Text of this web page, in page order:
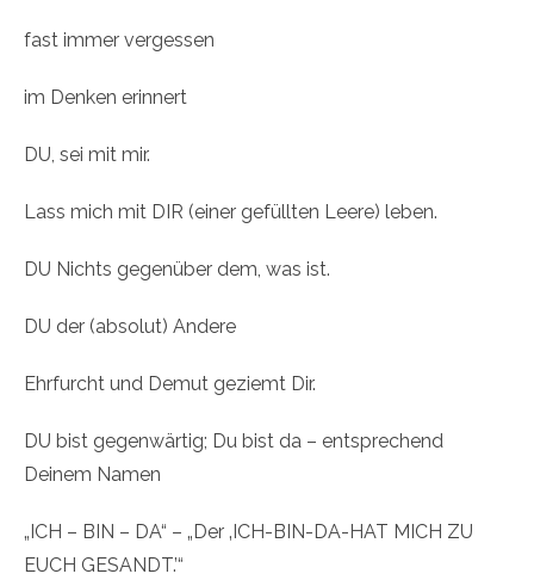
fast immer vergessen
im Denken erinnert
DU, sei mit mir.
Lass mich mit DIR (einer gefüllten Leere) leben.
DU Nichts gegenüber dem, was ist.
DU der (absolut) Andere
Ehrfurcht und Demut geziemt Dir.
DU bist gegenwärtig; Du bist da – entsprechend
Deinem Namen
„ICH – BIN – DA“ – „Der ‚ICH-BIN-DA-HAT MICH ZU
EUCH GESANDT.’“